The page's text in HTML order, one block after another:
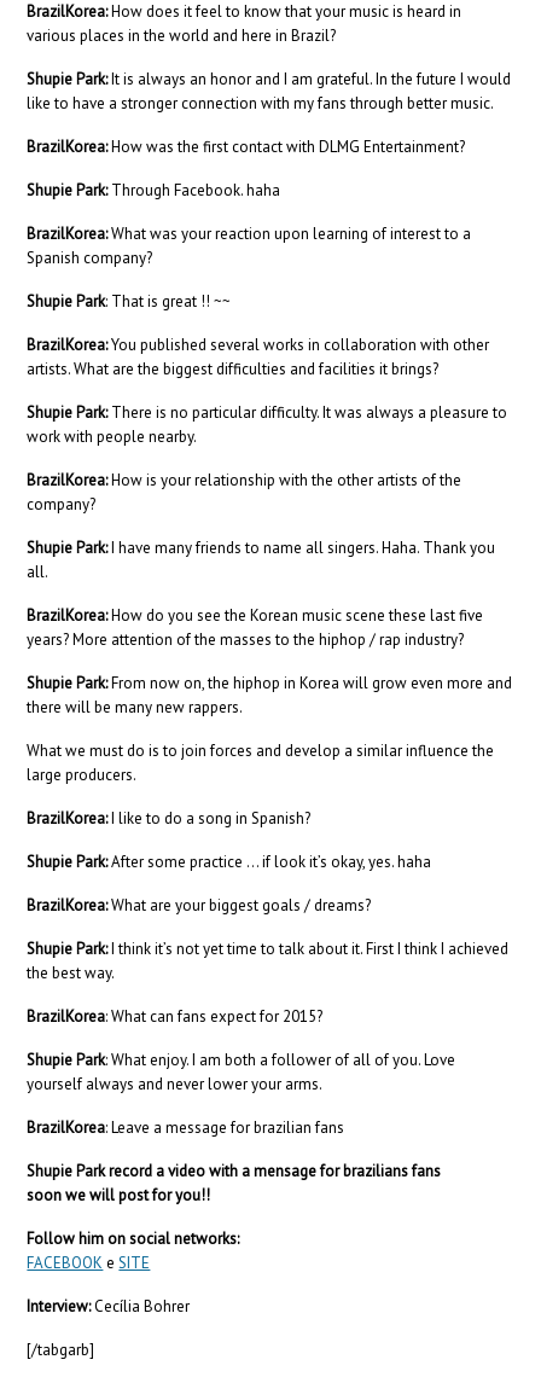
BrazilKorea:How does it feel to know that your music is heard in
various places in the world and here in Brazil?
Shupie Park:It is always an honor and I am grateful. In the future I would
like to have a stronger connection with my fans through better music.
BrazilKorea:How was the first contact with DLMG Entertainment?
Shupie Park:Through Facebook. haha
BrazilKorea:What was your reaction upon learning of interest to a
Spanish company?
Shupie Park: That is great !! ~~
BrazilKorea:You published several works in collaboration with other
artists. What are the biggest difficulties and facilities it brings?
Shupie Park:There is no particular difficulty. It was always a pleasure to
work with people nearby.
BrazilKorea:How is your relationship with the other artists of the
company?
Shupie Park:I have many friends to name all singers. Haha. Thank you
all.
BrazilKorea:How do you see the Korean music scene these last five
years? More attention of the masses to the hiphop / rap industry?
Shupie Park:From now on, the hiphop in Korea will grow even more and
there will be many new rappers.
What we must do is to join forces and develop a similar influence the
large producers.
BrazilKorea:I like to do a song in Spanish?
Shupie Park:After some practice … if look it’s okay, yes. haha
BrazilKorea:What are your biggest goals / dreams?
Shupie Park:I think it’s not yet time to talk about it. First I think I achieved
the best way.
BrazilKorea: What can fans expect for 2015?
Shupie Park: What enjoy. I am both a follower of all of you. Love
yourself always and never lower your arms.
BrazilKorea: Leave a message for brazilian fans
Shupie Park record a video with a mensage for brazilians fans
soon we will post for you!!
Follow him on social networks:
FACEBOOK eSITE
Interview:Cecília Bohrer
[/tabgarb]